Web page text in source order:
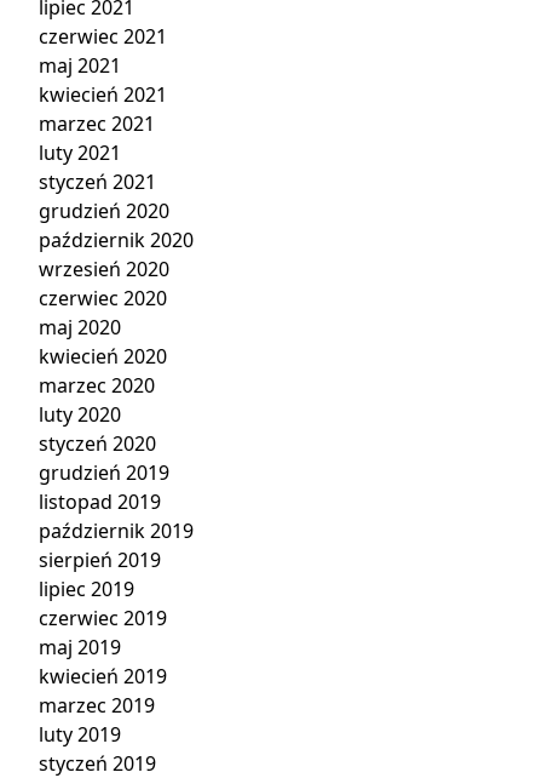
lipiec 2021
czerwiec 2021
maj 2021
kwiecień 2021
marzec 2021
luty 2021
styczeń 2021
grudzień 2020
październik 2020
wrzesień 2020
czerwiec 2020
maj 2020
kwiecień 2020
marzec 2020
luty 2020
styczeń 2020
grudzień 2019
listopad 2019
październik 2019
sierpień 2019
lipiec 2019
czerwiec 2019
maj 2019
kwiecień 2019
marzec 2019
luty 2019
styczeń 2019